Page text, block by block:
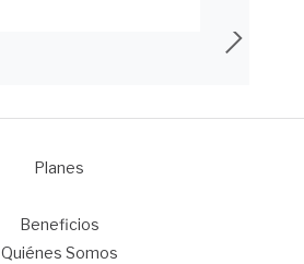
Planes
Beneficios
Quiénes Somos